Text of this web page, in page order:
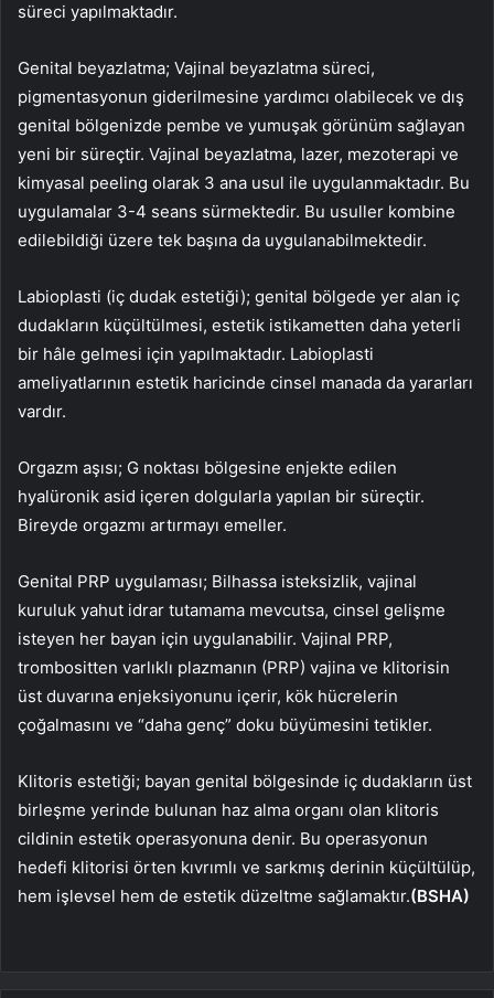
süreci yapılmaktadır.
Genital beyazlatma; Vajinal beyazlatma süreci,
pigmentasyonun giderilmesine yardımcı olabilecek ve dış
genital bölgenizde pembe ve yumuşak görünüm sağlayan
yeni bir süreçtir. Vajinal beyazlatma, lazer, mezoterapi ve
kimyasal peeling olarak 3 ana usul ile uygulanmaktadır. Bu
uygulamalar 3-4 seans sürmektedir. Bu usuller kombine
edilebildiği üzere tek başına da uygulanabilmektedir.
Labioplasti (iç dudak estetiği); genital bölgede yer alan iç
dudakların küçültülmesi, estetik istikametten daha yeterli
bir hâle gelmesi için yapılmaktadır. Labioplasti
ameliyatlarının estetik haricinde cinsel manada da yararları
vardır.
Orgazm aşısı; G noktası bölgesine enjekte edilen
hyalüronik asid içeren dolgularla yapılan bir süreçtir.
Bireyde orgazmı artırmayı emeller.
Genital PRP uygulaması; Bilhassa isteksizlik, vajinal
kuruluk yahut idrar tutamama mevcutsa, cinsel gelişme
isteyen her bayan için uygulanabilir. Vajinal PRP,
trombositten varlıklı plazmanın (PRP) vajina ve klitorisin
üst duvarına enjeksiyonunu içerir, kök hücrelerin
çoğalmasını ve “daha genç” doku büyümesini tetikler.
Klitoris estetiği; bayan genital bölgesinde iç dudakların üst
birleşme yerinde bulunan haz alma organı olan klitoris
cildinin estetik operasyonuna denir. Bu operasyonun
hedefi klitorisi örten kıvrımlı ve sarkmış derinin küçültülüp,
hem işlevsel hem de estetik düzeltme sağlamaktır.(BSHA)